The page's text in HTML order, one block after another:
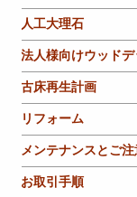
人工大理石
法人様向けウッドデ
古床再生計画
リフォーム
メンテナンスとご注
お取引手順